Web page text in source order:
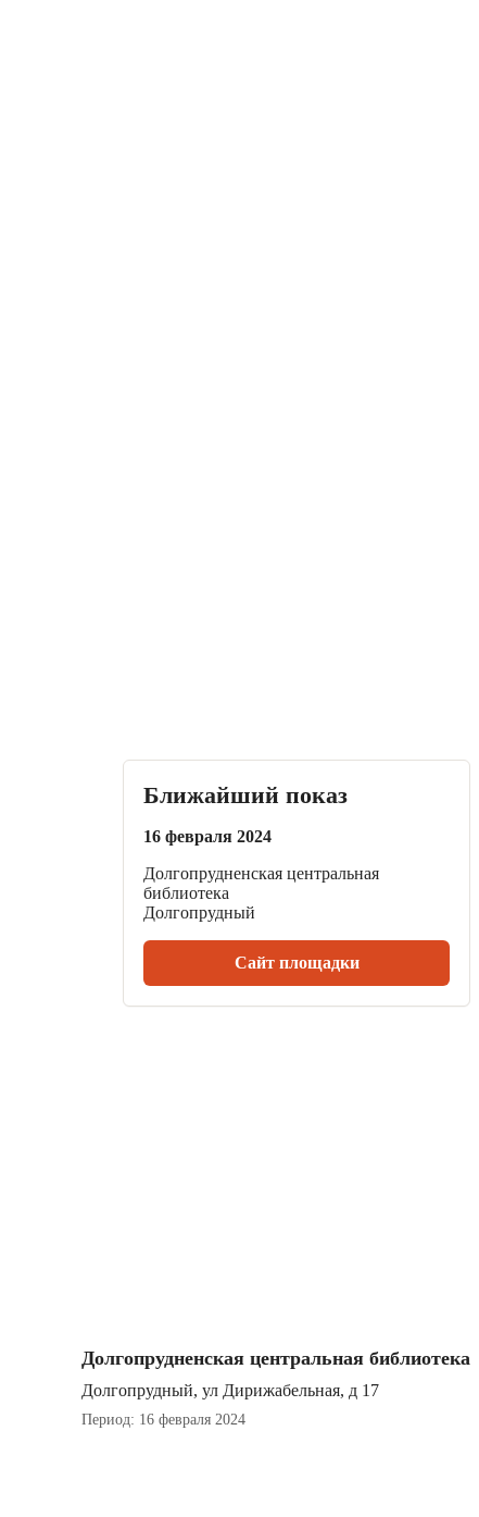
Ближайший показ
16 февраля 2024
Долгопрудненская центральная
библиотека
Долгопрудный
Сайт площадки
Долгопрудненская центральная библиотека
Долгопрудный, ул Дирижабельная, д 17
Период: 16 февраля 2024